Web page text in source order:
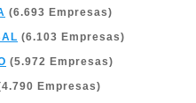
(6.693 Empresas)
(6.103 Empresas)
(5.972 Empresas)
Empresas)